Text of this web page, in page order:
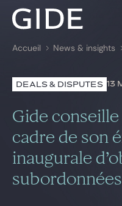
Rechercher par
Avocats
Global
News &
Accueil News & insights
DEALS & DISPUTES 13
Gide
cadre de son
inaugurale